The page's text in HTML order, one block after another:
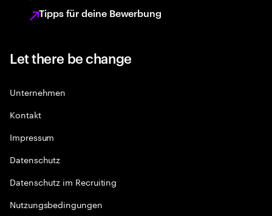
Tipps für deine Bewerbung
Let there be change
Unternehmen
Kontakt
Impressum
Datenschutz
Datenschutz im Recruiting
Nutzungsbedingungen